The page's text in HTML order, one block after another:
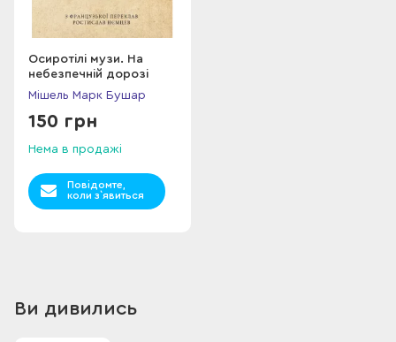
Осиротілі музи. На
небезпечній дорозі
Мішель Марк Бушар
150 грн
Нема в продажі
Повідомте,
коли з`явиться
Ви дивились